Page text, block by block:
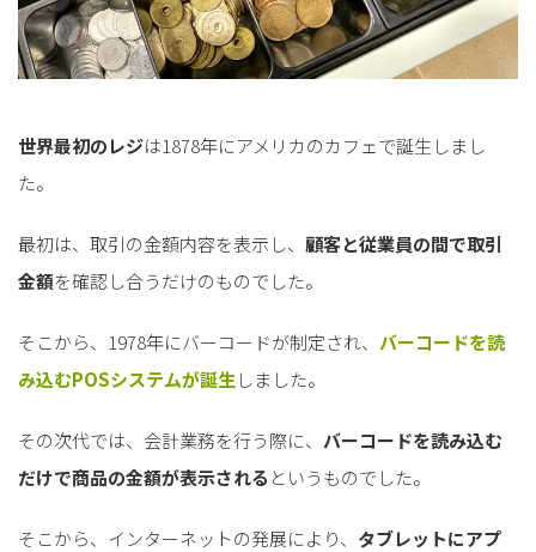
世界最初のレジは1878年にアメリカのカフェで誕生しまし
た。
最初は、取引の金額内容を表示し、 顧客と従業員の間で取引
金額を確認し合うだけのものでした。
そこから、1978年にバーコードが制定され、 バーコードを読
み込むPOSシステムが誕生 しました。
その次代では、会計業務を行う際に、 バーコードを読み込む
だけで商品の金額が表示される というものでした。
そこから、インターネットの発展により、 タブレットにアプ